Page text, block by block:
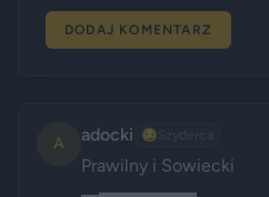
DODAJ KOMENTARZ
A adocki 😏
Prawilny i Sowiecki